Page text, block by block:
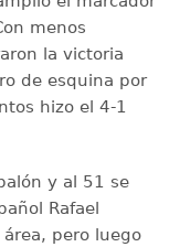
menos
la victoria
de esquina por
hizo el 4-1
y al 51 se
Rafael
pero luego